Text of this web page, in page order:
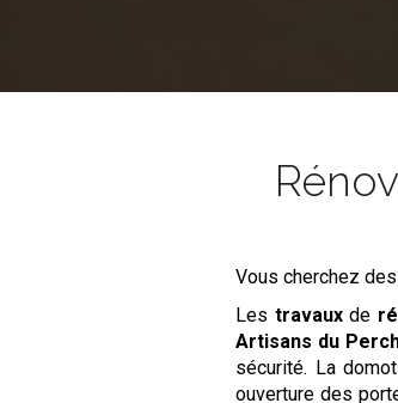
Vous cherchez
Les travauxde
Artisans du
sécurité. La
ouverture des